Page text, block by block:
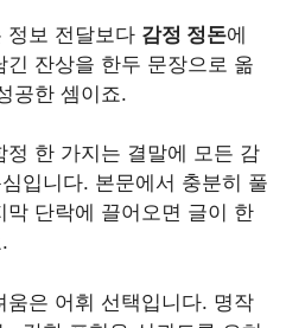
정보 전달보다 감정 정돈에
잔상을 한두 문장으로 옮
공한 셈이죠.
정 한 가지는 결말에 모든 감
입니다. 본문에서 충분히 풀
막 단락에 끌어오면 글이 한
움은 어휘 선택입니다. 명작